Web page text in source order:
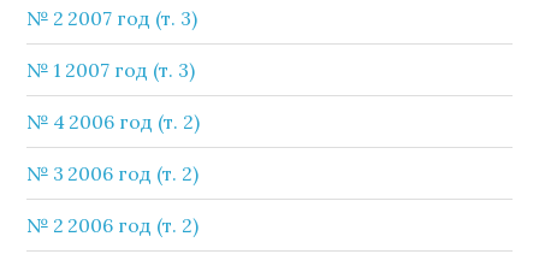
№ 2 2007 год (т. 3)
№ 1 2007 год (т. 3)
№ 4 2006 год (т. 2)
№ 3 2006 год (т. 2)
№ 2 2006 год (т. 2)